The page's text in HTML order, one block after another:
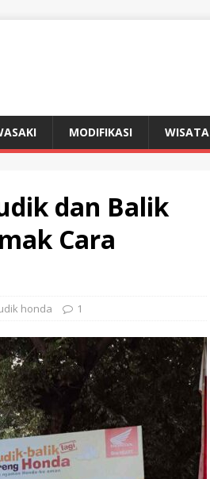
MODIFIKASI WISATA
dan Balik
Cara
honda 1